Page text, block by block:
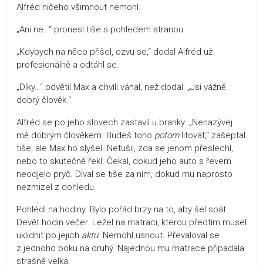
Alfréd ničeho všimnout nemohl.
„Ani ne…“ pronesl tiše s pohledem stranou.
„Kdybych na něco přišel, ozvu se,“ dodal Alfréd už
profesionálně a odtáhl se.
„Díky…“ odvětil Max a chvíli váhal, než dodal: „Jsi vážně
dobrý člověk.“
Alfréd se po jeho slovech zastavil u branky. „Nenazývej
mě dobrým člověkem. Budeš toho potomlitovat,“ zašeptal
tiše, ale Max ho slyšel. Netušil, zda se jenom přeslechl,
nebo to skutečně řekl. Čekal, dokud jeho auto s řevem
neodjelo pryč. Díval se tiše za ním, dokud mu naprosto
nezmizel z dohledu.
Pohlédl na hodiny. Bylo pořád brzy na to, aby šel spát.
Devět hodin večer. Ležel na matraci, kterou předtím musel
uklidnit po jejich aktu. Nemohl usnout. Převaloval se
z jednoho boku na druhý. Najednou mu matrace připadala
strašně velká.